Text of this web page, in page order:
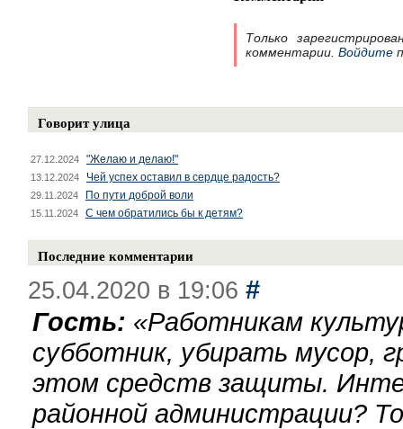
Только
комментарии. Войдите
Говорит улица
27.12.2024 "Желаю и делаю!"
13.12.2024 Чей успех оставил в сердце радость?
29.11.2024 По пути доброй воли
15.11.2024 С чем обратились бы к детям?
Последние комментарии
25.04.2020 в 19:06 #
Гость: «Работникам
субботник, убирать мусор,
этом средств защиты.
районной администрации?